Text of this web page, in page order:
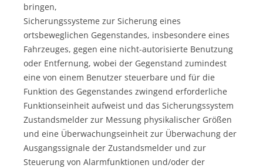
bringen,
Sicherungssysteme zur Sicherung eines
ortsbeweglichen Gegenstandes, insbesondere eines
Fahrzeuges, gegen eine nicht-autorisierte Benutzung
oder Entfernung, wobei der Gegenstand zumindest
eine von einem Benutzer steuerbare und für die
Funktion des Gegenstandes zwingend erforderliche
Funktionseinheit aufweist und das Sicherungssystem
Zustandsmelder zur Messung physikalischer Größen
und eine Überwachungseinheit zur Überwachung der
Ausgangssignale der Zustandsmelder und zur
Steuerung von Alarmfunktionen und/oder der